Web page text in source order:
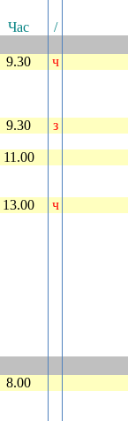
Час /
9.30 ч
9.30 з
11.00
13.00 ч
8.00